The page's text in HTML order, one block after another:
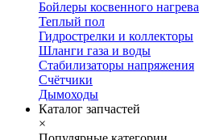
Бойлеры косвенного нагрева
Теплый пол
Гидрострелки и коллекторы
Шланги газа и воды
Стабилизаторы напряжения
Счётчики
Дымоходы
Каталог запчастей
×